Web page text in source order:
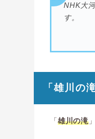
NHK大
す。
「雄川の
「雄川の滝